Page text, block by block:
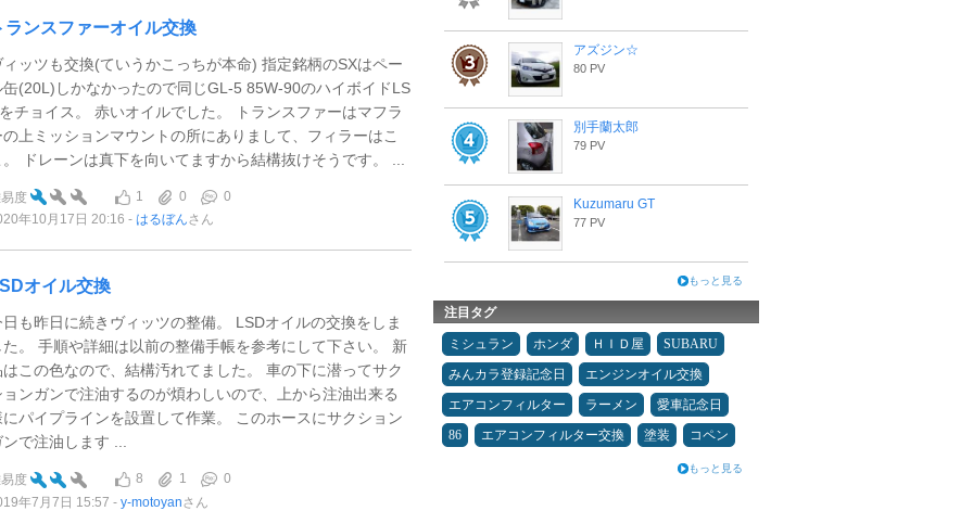
ランスファーオイル交換
ィッツも交換(ていうかこっちが本命) 指定銘柄のSXはペー
缶(20L)しかなかったので同じGL-5 85W-90のハイボイドLS
チョイス。 赤いオイルでした。 トランスファーはマフラ
の上ミッションマウントの所にありまして、フィラーはこ
。 ドレーンは真下を向いてますから結構抜けそうです。 ...
度 1 0
0
年10月17日 20:16
はるぼんさん
オイル交換
日も昨日に続きヴィッツの整備。 LSDオイルの交換をしま
た。 手順や詳細は以前の整備手帳を参考にして下さい。 新
はこの色なので、結構汚れてました。 車の下に潜ってサク
ョンガンで注油するのが煩わしいので、上から注油出来る
にパイプラインを設置して作業。 このホースにサクション
ンで注油します ...
度 8 1
0
年7月7日 15:57
y-motoyanさん
アズジン☆
80 PV
別手蘭太郎
79 PV
Kuzumaru GT
77 PV
もっと見る
注目タグ
ミシュラン ホンダ ＨＩＤ屋
SUBARU
みんカラ登録記念日
エンジンオイル交換
エアコンフィルター
ラーメン
愛車記念日
86
エアコンフィルター交換 塗装 コペン
もっと見る